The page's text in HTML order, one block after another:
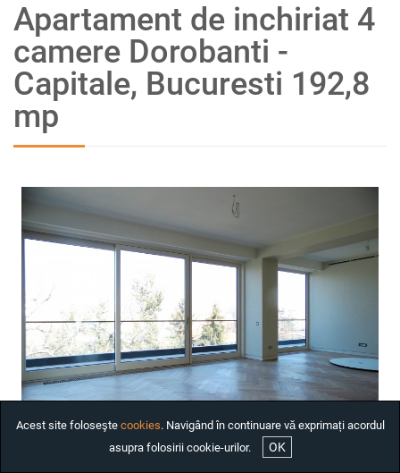
Apartament de inchiriat 4
camere Dorobanti -
Capitale, Bucuresti 192,8
mp
APARTAMENTE DE
INCHIRIAT
APARTAMENTE NOI DE
INCHIRIAT
CASE DE INCHIRIAT
BIROURI DE INCHIRIAT
INCHIRIAT
SPATII INDUSTRIALE DE
INCHIRIAT
INTERNATIONALE
INVESTITII
COMPANIE
SERVICII
DESPRE NOI
STIRI
Acest site foloseşte cookies. Navigând în continuare vă exprimați acordul
asupra folosirii cookie-urilor.
OK